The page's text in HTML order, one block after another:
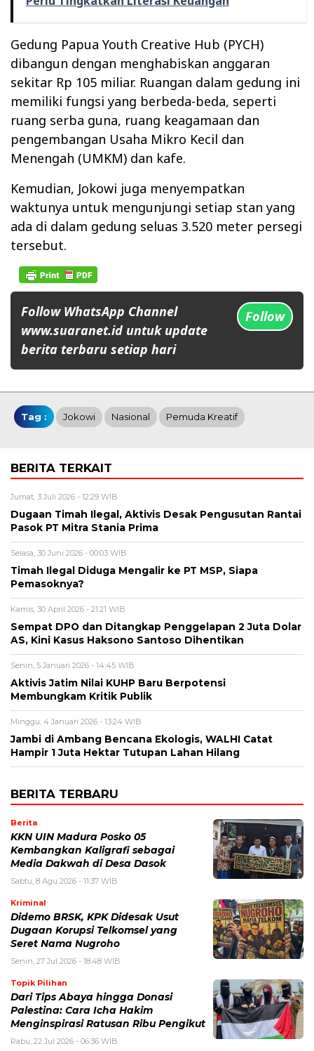
Gedung Papua Youth Creative Hub (PYCH)
dibangun dengan menghabiskan anggaran
sekitar Rp 105 miliar. Ruangan dalam gedung ini
memiliki fungsi yang berbeda-beda, seperti
ruang serba guna, ruang keagamaan dan
pengembangan Usaha Mikro Kecil dan
Menengah (UMKM) dan kafe.
Kemudian, Jokowi juga menyempatkan
waktunya untuk mengunjungi setiap stan yang
ada di dalam gedung seluas 3.520 meter persegi
tersebut.
Follow WhatsApp Channel
www.suaranet.id untuk update
berita terbaru setiap hari
Follow
Tag : Jokowi Nasional Pemuda Kreatif
BERITA TERKAIT
Jumat, 3 Juli 2026 - 12:29 WIB
Dugaan Timah Ilegal, Aktivis Desak Pengusutan Rantai
Pasok PT Mitra Stania Prima
Selasa, 30 Juni 2026 - 00:03 WIB
Timah Ilegal Diduga Mengalir ke PT MSP, Siapa
Pemasoknya?
Kamis, 30 April 2026 - 21:21 WIB
Sempat DPO dan Ditangkap Penggelapan 2 Juta Dolar
AS, Kini Kasus Haksono Santoso Dihentikan
Senin, 5 Januari 2026 - 14:45 WIB
Aktivis Jatim Nilai KUHP Baru Berpotensi
Membungkam Kritik Publik
Minggu, 4 Januari 2026 - 13:24 WIB
Jambi di Ambang Bencana Ekologis, WALHI Catat
Hampir 1 Juta Hektar Tutupan Lahan Hilang
BERITA TERBARU
Berita
KKN UIN Madura Posko 05
Kembangkan Kaligrafi sebagai
Media Dakwah di Desa Dasok
Sabtu, 8 Agu 2026 - 11:37 WIB
Kriminal
Didemo BRSK, KPK Didesak Usut
Dugaan Korupsi Telkomsel yang
Seret Nama Nugroho
Senin, 27 Jul 2026 - 18:48 WIB
Topik Pilihan
Dari Tips Abaya hingga Donasi
Palestina: Cara Icha Hakim
Menginspirasi Ratusan Ribu Pengikut
Rabu, 22 Jul 2026 - 06:36 WIB